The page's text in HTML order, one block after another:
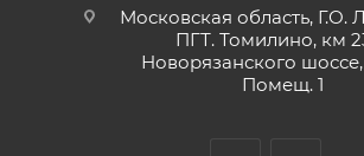
Московская область, Г.О.
ПГТ. Томилино, км
Новорязанского
Помещ. 1